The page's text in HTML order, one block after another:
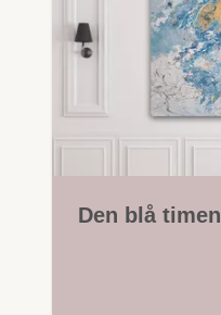
Den blå timen